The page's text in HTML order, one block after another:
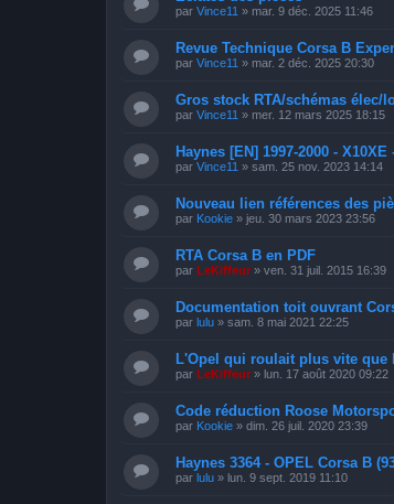
par Vince11 » mar. 9 déc. 2025 11:46
Revue Technique Corsa B
par Vince11 » mar. 2 déc. 2025 20:30
Gros stock RTA/schémas élec/
par Vince11 » mer. 12 mars 2025 18:15
Haynes [EN] 1997-2000 -
par Vince11 » sam. 25 nov. 2023 14:14
Nouveau lien références des
par Kookie » jeu. 30 mars 2023 23:56
RTA Corsa B en PDF
par LeKiffeur » ven. 31 juil. 2015 16:39
Documentation toit ouvrant
par lulu » sam. 8 mai 2021 22:25
L'Opel qui roulait plus vite que
par LeKiffeur » lun. 17 août 2020 09:22
Code réduction Roose
par Kookie » dim. 26 juil. 2020 23:39
Haynes 3364 - OPEL Corsa B
par lulu » lun. 9 sept. 2019 11:10